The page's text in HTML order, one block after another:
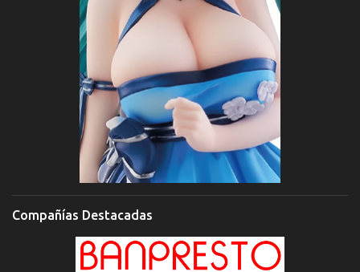
Compañías Destacadas